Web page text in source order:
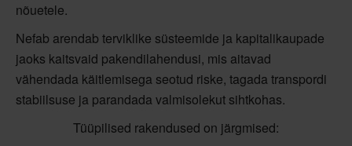
nõuetele.
Nefab arendab terviklike süsteemide ja kapitalikaupade
jaoks kaitsvaid pakendilahendusi, mis aitavad
vähendada käitlemisega seotud riske, tagada transpordi
stabiilsuse ja parandada valmisolekut sihtkohas.
Tüüpilised rakendused on järgmised: